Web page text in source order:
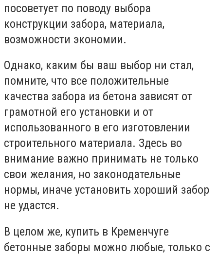
посоветует по поводу выбора
конструкции забора, материала,
возможности экономии.
Однако, каким бы ваш выбор ни стал,
помните, что все положительные
качества забора из бетона зависят от
грамотной его установки и от
использованного в его изготовлении
строительного материала. Здесь во
внимание важно принимать не только
свои желания, но законодательные
нормы, иначе установить хороший забор
не удастся.
В целом же, купить в Кременчуге
бетонные заборы можно любые, только с